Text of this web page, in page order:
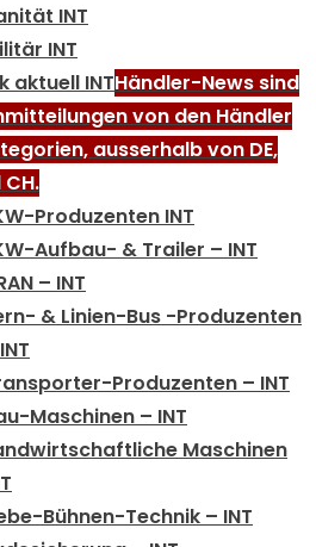
INT
INT
aktuell INTHändler-News sind
von den Händler
ausserhalb von DE,
Produzenten INT
Aufbau- & Trailer – INT
– INT
& Linien-Bus -Produzenten
Produzenten – INT
Maschinen – INT
Maschinen
Bühnen-Technik – INT